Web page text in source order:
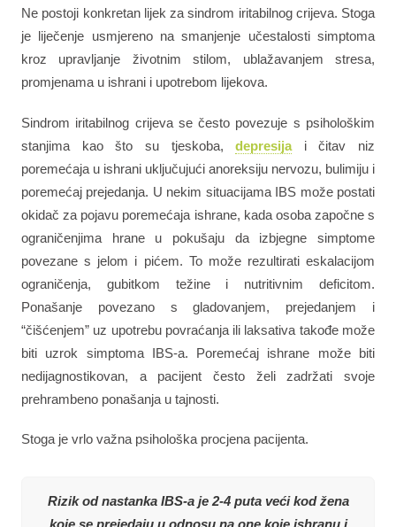
Ne postoji konkretan lijek za sindrom iritabilnog crijeva. Stoga
je liječenje usmjereno na smanjenje učestalosti simptoma
kroz upravljanje životnim stilom, ublažavanjem stresa,
promjenama u ishrani i upotrebom lijekova.
Sindrom iritabilnog crijeva se često povezuje s psihološkim
stanjima kao što su tjeskoba,depresijai čitav niz
poremećaja u ishrani uključujući anoreksiju nervozu, bulimiju i
poremećaj prejedanja. U nekim situacijama IBS može postati
okidač za pojavu poremećaja ishrane, kada osoba započne s
ograničenjima hrane u pokušaju da izbjegne simptome
povezane s jelom i pićem. To može rezultirati eskalacijom
ograničenja, gubitkom težine i nutritivnim deficitom.
Ponašanje povezano s gladovanjem, prejedanjem i
“čišćenjem” uz upotrebu povraćanja ili laksativa takođe može
biti uzrok simptoma IBS-a. Poremećaj ishrane može biti
nedijagnostikovan, a pacijent često želi zadržati svoje
prehrambeno ponašanja u tajnosti.
Stoga je vrlo važna psihološka procjena pacijenta.
Rizik od nastanka IBS-a je 2-4 puta veći kod žena
koje se prejedaju u odnosu na one koje ishranu i